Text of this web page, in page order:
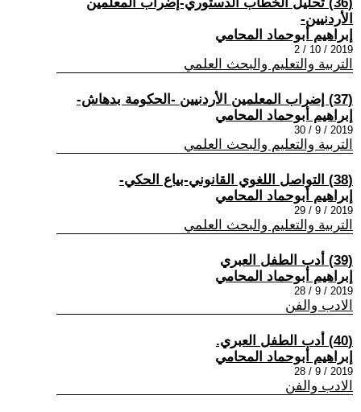
الأردنيين-
إبراهيم أبوحماد المحامي
2019 / 10 / 2
التربية والتعليم والبحث العلمي
(37) إضراب المعلمين الأردنيين -الحكومة بدهاش-
إبراهيم أبوحماد المحامي
2019 / 9 / 30
التربية والتعليم والبحث العلمي
(38) التواصل اللغوي القانوني-بياع الحكي-
إبراهيم أبوحماد المحامي
2019 / 9 / 29
التربية والتعليم والبحث العلمي
(39) أدب الطفل العبري
إبراهيم أبوحماد المحامي
2019 / 9 / 28
الادب والفن
(40) أدب الطفل العبري.
إبراهيم أبوحماد المحامي
2019 / 9 / 28
الادب والفن